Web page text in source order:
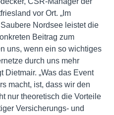
vor Ort. „Im
Nordsee leistet die
Beitrag zum
uns, wenn ein so wichtiges
durch uns mehr
Dietmair. „Was das Event
macht, ist, dass wir den
nur theoretisch die Vorteile
Versicherungs- und